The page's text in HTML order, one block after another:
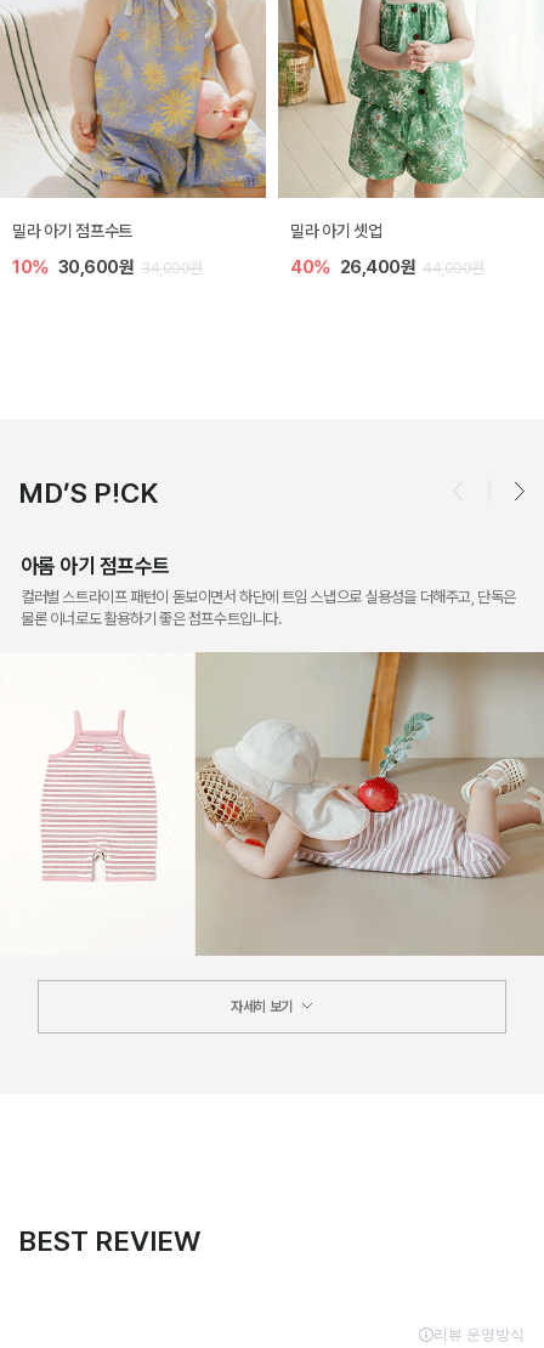
토닉 아기 민소매 티셔츠
20% 11,200원 14,000원
베티 니트 아기 민소매 티셔츠
10% 24,300원 27,000원
MD’S P!CK
아롬 아기 점프수트
컬러별 스트라이프 패턴이 돋보이면서 하단에 트임 스냅으로 실용성을 더해주고, 단독은
물론 이너로도 활용하기 좋은 점프수트입니다.
자세히 보기
BEST REVIEW